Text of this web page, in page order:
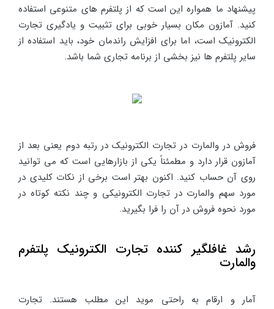
پیشنهاد ما همواره این است که از پلتفرم های متنوعی استفاده
کنید. آمازون مکان بسیار خوبی برای تثبیت و یادگیری تجارت
الکترونیک است، اما برای افزایش راندمان خود، باید استفاده از
سایر پلتفرم ها نیز بخشی از برنامه تجاری شما باشد.
فروش در والمارت در تجارت الکترونیک در رتبه دوم یعنی بعد از
آمازون قرار دارد و مطمئناً یکی از بازارهایی است که می توانید
روی آن حساب کنید. اکنون بهتر است برخی از نکات کلیدی در
مورد سهم والمارت در تجارت الکترونیکی و چند نکته کوتاه در
مورد نحوه فروش در آن را فرا بگیرید.
رشد غافلگیر کننده تجارت الکترونیک پلتفرم
والمارت
آمار و ارقام به راحتی موید این مطلب هستند. تجارت